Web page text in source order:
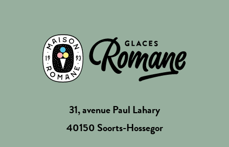
31, avenue Paul Lahary
40150 Soorts-Hossegor